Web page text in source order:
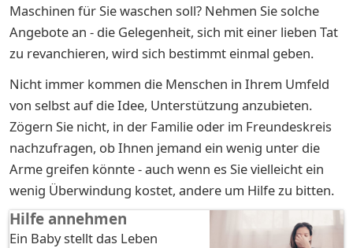
Maschinen für Sie waschen soll? Nehmen Sie solche
Angebote an - die Gelegenheit, sich mit einer lieben Tat
zu revanchieren, wird sich bestimmt einmal geben.
Nicht immer kommen die Menschen in Ihrem Umfeld
von selbst auf die Idee, Unterstützung anzubieten.
Zögern Sie nicht, in der Familie oder im Freundeskreis
nachzufragen, ob Ihnen jemand ein wenig unter die
Arme greifen könnte - auch wenn es Sie vielleicht ein
wenig Überwindung kostet, andere um Hilfe zu bitten.
Hilfe annehmen
Ein Baby stellt das Leben